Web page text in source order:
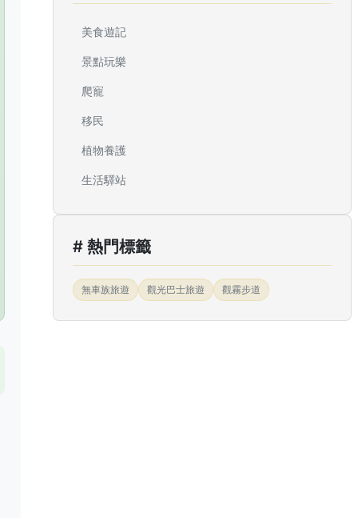
美食遊記
景點玩樂
爬寵
移民
植物養護
生活驛站
# 熱門標籤
無車族旅遊 觀光巴士旅遊 觀霧步道